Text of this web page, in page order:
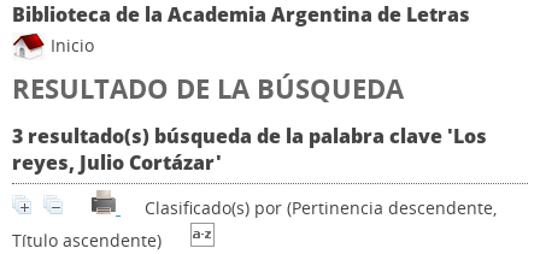
Biblioteca de la Academia Argentina de Letras
Inicio
RESULTADO DE LA BÚSQUEDA
3 resultado(s) búsqueda de la palabra clave 'Los
reyes, Julio Cortázar'
Clasificado(s) por (Pertinencia descendente,
Título ascendente)